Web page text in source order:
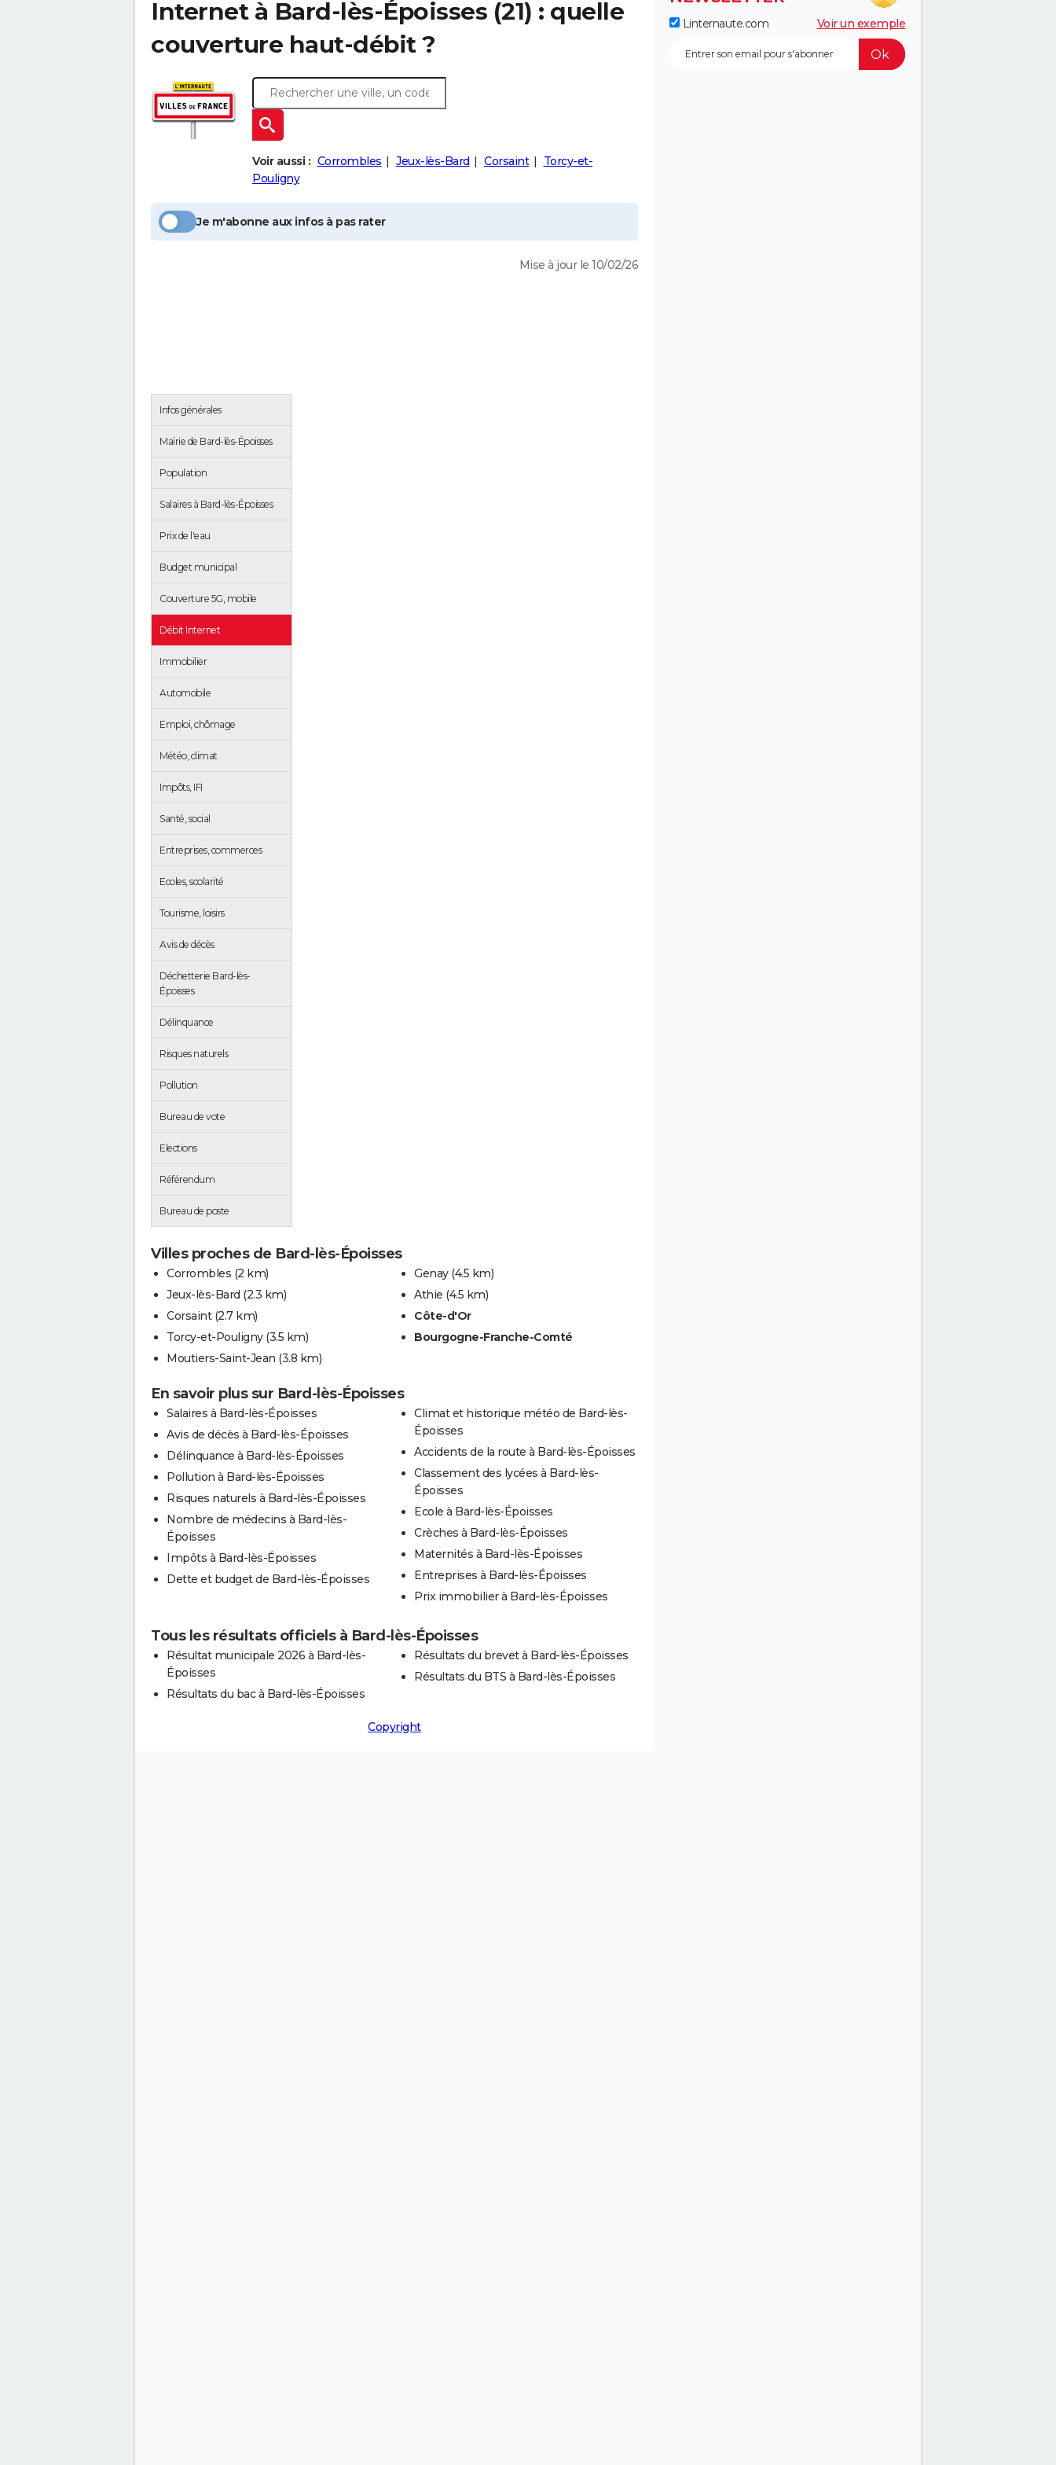
Internet à Bard-lès-Époisses (21) : quelle
couverture haut-débit ?
Voir aussi : Corrombles Jeux-lès-Bard Corsaint
Torcy-et-
Pouligny
Je m'abonne aux infos à pas rater
Mise à jour le 10/02/26
Infos générales
Mairie de Bard-lès-Époisses
Population
Salaires à Bard-lès-Époisses
Prix de l'eau
Budget municipal
Couverture 5G, mobile
Débit Internet
Immobilier
Automobile
Emploi, chômage
Météo, climat
Impôts, IFI
Santé, social
Entreprises, commerces
Ecoles, scolarité
Tourisme, loisirs
Avis de décès
Déchetterie Bard-lès-
Époisses
Délinquance
Risques naturels
Pollution
Bureau de vote
Elections
Référendum
Bureau de poste
Villes proches de Bard-lès-Époisses
Corrombles (2 km)
Jeux-lès-Bard (2.3 km)
Corsaint (2.7 km)
Torcy-et-Pouligny (3.5 km)
Moutiers-Saint-Jean (3.8 km)
Genay (4.5 km)
Athie (4.5 km)
Côte-d'Or
Bourgogne-Franche-Comté
En savoir plus sur Bard-lès-Époisses
Salaires à Bard-lès-Époisses
Avis de décès à Bard-lès-Époisses
Délinquance à Bard-lès-Époisses
Pollution à Bard-lès-Époisses
Risques naturels à Bard-lès-Époisses
Nombre de médecins à Bard-lès-
Époisses
Impôts à Bard-lès-Époisses
Dette et budget de Bard-lès-Époisses
Climat et historique météo de Bard-lès-
Époisses
Accidents de la route à Bard-lès-Époisses
Classement des lycées à Bard-lès-
Époisses
Ecole à Bard-lès-Époisses
Crèches à Bard-lès-Époisses
Maternités à Bard-lès-Époisses
Entreprises à Bard-lès-Époisses
Prix immobilier à Bard-lès-Époisses
Tous les résultats officiels à Bard-lès-Époisses
Résultat municipale 2026 à Bard-lès-
Époisses
Résultats du bac à Bard-lès-Époisses
Résultats du brevet à Bard-lès-Époisses
Résultats du BTS à Bard-lès-Époisses
Copyright
Linternaute.com Voir un exemple